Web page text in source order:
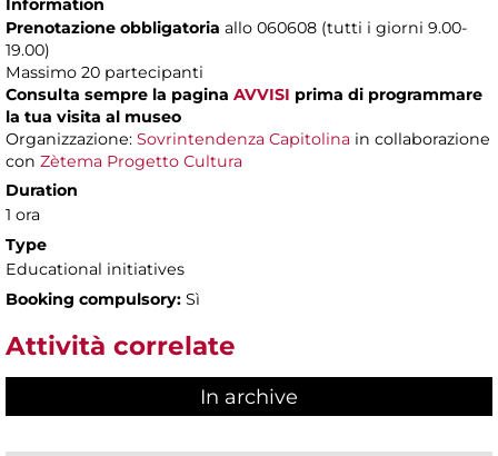
Prenotazione obbligatoria allo 060608 (tutti i giorni 9.00-
19.00)
Massimo 20 partecipanti
Consulta sempre la pagina AVVISI prima di programmare
la tua visita al museo
Organizzazione: Sovrintendenza Capitolina in collaborazione
con Zètema Progetto Cultura
Duration
1 ora
Type
Educational initiatives
Booking compulsory: Sì
Attività correlate
In archive